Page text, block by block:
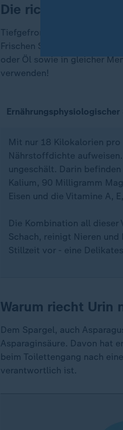
Die richtige
Tiefgefrorene Stangen in
Frischen Spargel in
oder Öl sowie in gleicher
verwenden!
Mit nur 18 Kilokalorien pro
Nährstoffdichte
ungeschält. Darin
Kalium, 90 Milligramm
Eisen und die Vitamine A,
Die Kombination all
Schach, reinigt Nieren
Stillzeit vor - eine
Warum riecht Urin
Dem Spargel, auch
Asparaginsäure. Davon hat
beim Toilettengang nach
verantwortlich ist.